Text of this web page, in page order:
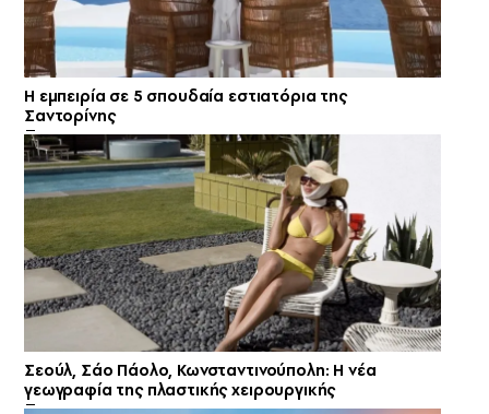
Η εμπειρία σε 5 σπουδαία εστιατόρια της
Σαντορίνης
Σεούλ, Σάο Πάολο, Κωνσταντινούπολη: Η νέα
γεωγραφία της πλαστικής χειρουργικής